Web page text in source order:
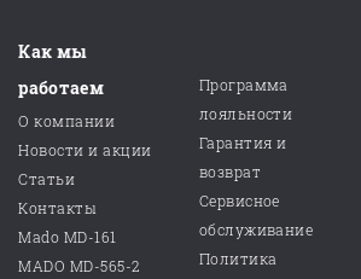
Как мы
работаем
О компании
Новости и акции
Статьи
Контакты
Mado MD-161
MADO MD-565-2
Программа
лояльности
Гарантия и
возврат
Сервисное
обслуживание
Политика